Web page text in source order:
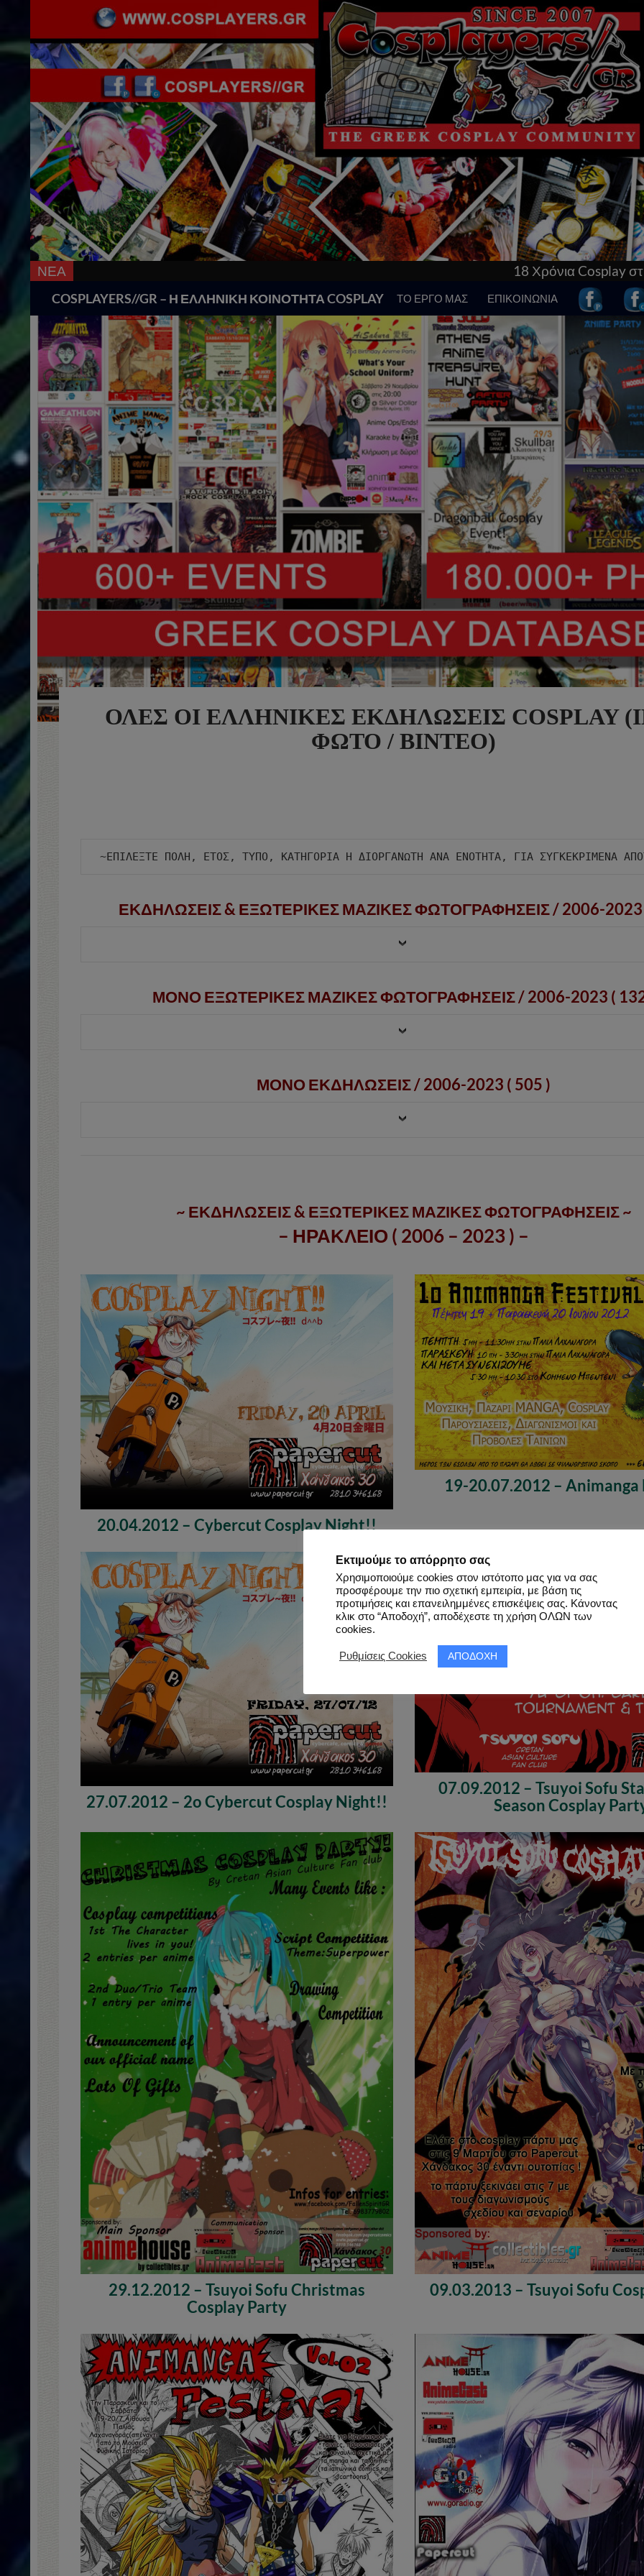
ΝΕΑ 18 Χρόνια Cosplay στην Ελλάδα! Γνώρισε τα
COSPLAYERS//GR – Η ΕΛΛΗΝΙΚΗ ΚΟΙΝΟΤΗΤΑ COSPLAY ΤΟ ΕΡΓΟ ΜΑΣ ΕΠΙΚΟΙΝΩΝΙΑ
ΟΛΕΣ ΟΙ ΕΛΛΗΝΙΚΕΣ ΕΚΔΗΛΩΣΕΙΣ COSPLAY
ΦΩΤΟ / ΒΙΝΤΕΟ)
ΕΚΔΗΛΩΣΕΙΣ & ΕΞΩΤΕΡΙΚΕΣ ΜΑΖΙΚΕΣ ΦΩΤΟΓΡΑΦΗΣΕΙΣ /2006-2023
ΜΟΝΟ ΕΞΩΤΕΡΙΚΕΣ ΜΑΖΙΚΕΣ ΦΩΤΟΓΡΑΦΗΣΕΙΣ /2006-2023 (
ΜΟΝΟ ΕΚΔΗΛΩΣΕΙΣ / 2006-2023 ( 505 )
~ ΕΚΔΗΛΩΣΕΙΣ & ΕΞΩΤΕΡΙΚΕΣ ΜΑΖΙΚΕΣ ΦΩΤΟΓΡΑΦΗΣΕΙΣ ~
– ΗΡΑΚΛΕΙΟ ( 2006 – 2023 ) –
20.04.2012 – Cybercut Cosplay Night!!
19-20.07.2012 – Animanga
27.07.2012 – 2o Cybercut Cosplay Night!!
07.09.2012 – Tsuyoi Sofu
Season Cosplay
29.12.2012 – Tsuyoi Sofu Christmas
Cosplay Party
09.03.2013 – Tsuyoi Sofu
Εκτιμούμε το απόρρητο σας
Χρησιμοποιούμε cookies στον ιστότοπο μας για να σας
προσφέρουμε την πιο σχετική εμπειρία, με βάση τις
προτιμήσεις και επανειλημμένες επισκέψεις σας. Κάνοντας
κλικ στο “Αποδοχή”, αποδέχεστε τη χρήση ΟΛΩΝ των
cookies.
Ρυθμίσεις Cookies ΑΠΟΔΟΧΗ